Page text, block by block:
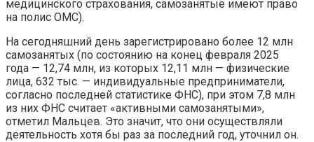
медицинского страхования, самозанятые имеют право
на полис ОМС).
На сегодняшний день зарегистрировано более 12 млн
самозанятых (по состоянию на конец февраля 2025
года — 12,74 млн, из которых 12,11 млн — физические
лица, 632 тыс. — индивидуальные предприниматели,
согласно последней статистике ФНС), при этом 7,8 млн
из них ФНС считает «активными самозанятыми»,
отметил Мальцев. Это значит, что они осуществляли
деятельность хотя бы раз за последний год, уточнил он.